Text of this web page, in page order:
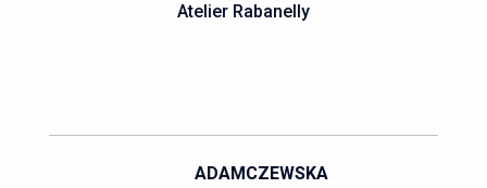
Atelier Rabanelly
ADAMCZEWSKA